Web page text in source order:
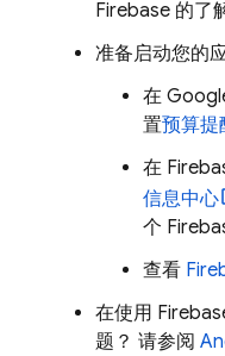
Firebase 的了
准备启动您的
在
置预算提
在
信息中心
个
查看
在使用
题？ 请参阅